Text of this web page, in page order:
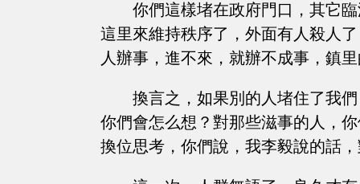
你們這樣堵在政府門口，其它
這里來維持秩序了，外面有人殺人
人辦事，進不來，就辦不成事，鎮
換言之，如果別的人堵住了我
你們會怎么想？對那些滋事的人，
換位思考，你們說，我李毅說的話